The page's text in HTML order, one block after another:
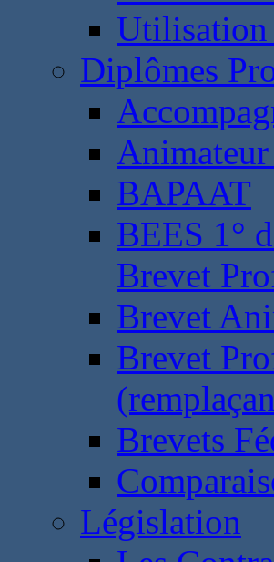
Utilisation
Diplômes
BAPAAT
BEES 1°
Brevet
Brevet
Brevet
Brevets
Législation